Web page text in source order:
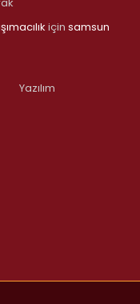
için samsun
Yazılım